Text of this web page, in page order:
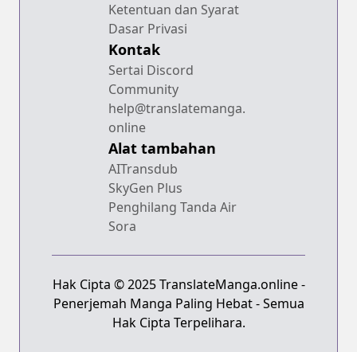
Ketentuan dan Syarat
Dasar Privasi
Kontak
Sertai Discord
Community
help@translatemanga.
online
Alat tambahan
AITransdub
SkyGen Plus
Penghilang Tanda Air
Sora
Hak Cipta © 2025 TranslateManga.online -
Penerjemah Manga Paling Hebat - Semua
Hak Cipta Terpelihara.